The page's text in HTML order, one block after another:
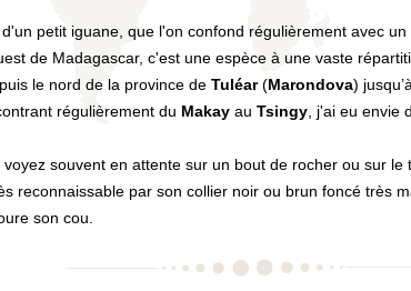
petit iguane, que l'on confond régulièrement avec
de Madagascar, c'est une espèce à une vaste
le nord de la province de Tuléar(Marondova)
régulièrement du Makay au Tsingy , j'ai eu envie
voyez souvent en attente sur un bout de rocher ou sur le
reconnaissable par son collier noir ou brun foncé très
son cou.